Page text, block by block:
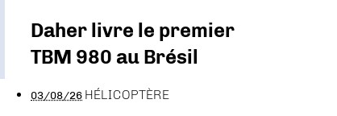
Daher livre le premier
TBM 980 au Brésil
03/08/26 HÉLICOPTÈRE